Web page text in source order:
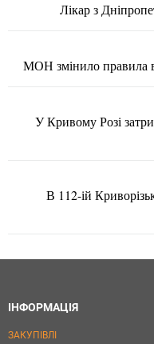
Лікар з
МОН змінило правила
У Кривому Розі
В 112-ій
ІНФОРМАЦІЯ
ЗАКУПІВЛІ